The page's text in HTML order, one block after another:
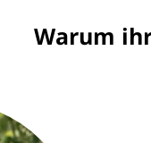
Warum